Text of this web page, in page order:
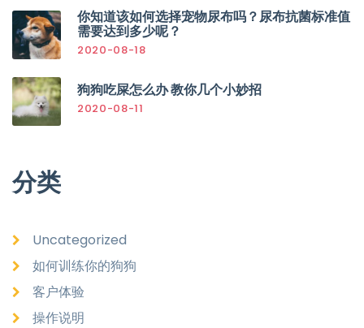
你知道该如何选择宠物尿布吗？尿布抗菌标准值
需要达到多少呢？
2020-08-18
狗狗吃屎怎么办 教你几个小妙招
2020-08-11
分类
Uncategorized
如何训练你的狗狗
客户体验
操作说明